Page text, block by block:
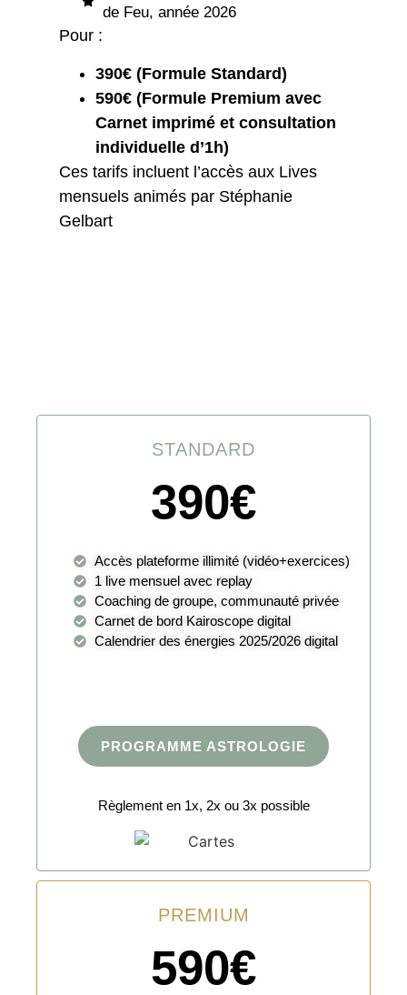
de Feu, année 2026
Pour :
390€ (Formule Standard)
590€ (Formule Premium avec
Carnet imprimé et consultation
individuelle d’1h)
Ces tarifs incluent l’accès aux Lives
mensuels animés par Stéphanie
Gelbart
STANDARD
390€
Accès plateforme illimité (vidéo+exercices)
1 live mensuel avec replay
Coaching de groupe, communauté privée
Carnet de bord Kairoscope digital
Calendrier des énergies 2025/2026 digital
PROGRAMME ASTROLOGIE
Règlement en 1x, 2x ou 3x possible
PREMIUM
590€